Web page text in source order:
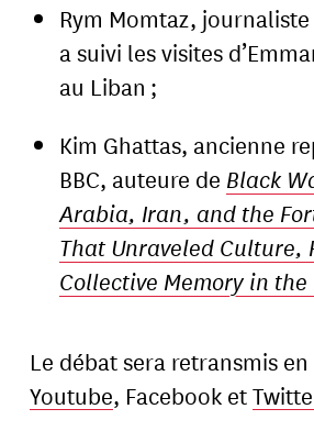
Rym Momtaz,
a suivi les visites
au Liban ;
Kim Ghattas, ancienne
BBC, auteure de Black
Arabia, Iran, and the
That Unraveled Culture,
Collective Memory in
Le débat sera retransmis
Youtube, Facebook et